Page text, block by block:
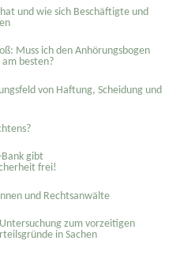
und wie sich Beschäftigte und
Muss ich den Anhörungsbogen
besten?
von Haftung, Scheidung und
Bank gibt
frei!
und Rechtsanwälte
zum vorzeitigen
in Sachen